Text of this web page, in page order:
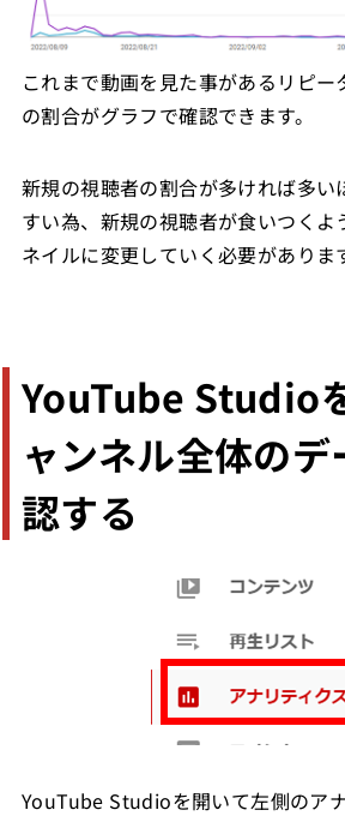
これまで動画を見た事があるリピ
の割合がグラフで確認できます。
新規の視聴者の割合が多ければ多い
すい為、新規の視聴者が食いつくよ
ネイルに変更していく必要がありま
YouTube Studio
ャンネル全体の
認する
YouTube Studioを開いて左側のア